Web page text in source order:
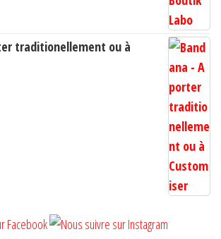
traditionellement ou à